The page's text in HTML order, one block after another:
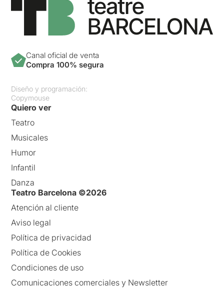
Canal oficial de venta
Compra 100% segura
Diseño y programación:
Copymouse
Quiero ver
Teatro
Musicales
Humor
Infantil
Danza
Teatro Barcelona ©2026
Atención al cliente
Aviso legal
Política de privacidad
Política de Cookies
Condiciones de uso
Comunicaciones comerciales y Newsletter